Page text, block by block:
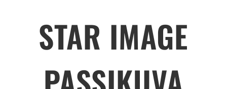
STAR IMAGE